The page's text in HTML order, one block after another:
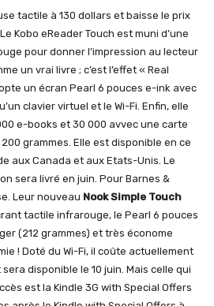
tactile à 130 dollars et baisse le prix
Kobo eReader Touch est muni d’une
pour donner l’impression au lecteur
un vrai livre ; c’est l’effet « Real
un écran Pearl 6 pouces e-ink avec
clavier virtuel et le Wi-Fi. Enfin, elle
e-books et 30 000 avvec une carte
grammes. Elle est disponible en ce
aux Canada et aux Etats-Unis. Le
sera livré en juin. Pour Barnes &
Leur nouveau Nook Simple Touch
tactile infrarouge, le Pearl 6 pouces
(212 grammes) et très économe
! Doté du Wi-Fi, il coûte actuellement
disponible le 10 juin. Mais celle qui
est la Kindle 3G with Special Offers